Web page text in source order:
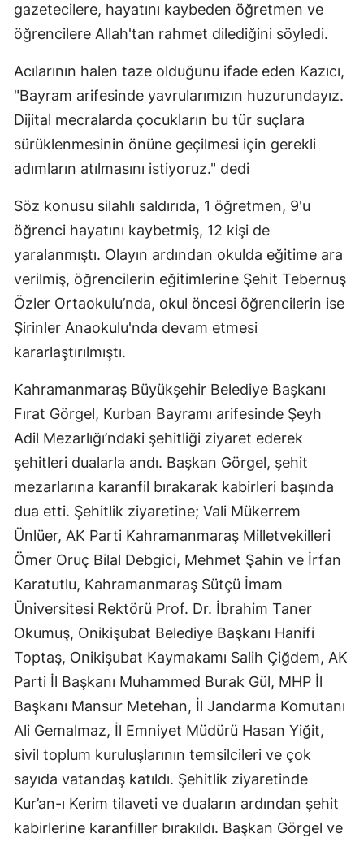
gazetecilere, hayatını kaybeden öğretmen ve
öğrencilere Allah'tan rahmet dilediğini söyledi.
Acılarının halen taze olduğunu ifade eden Kazıcı,
"Bayram arifesinde yavrularımızın huzurundayız.
Dijital mecralarda çocukların bu tür suçlara
sürüklenmesinin önüne geçilmesi için gerekli
adımların atılmasını istiyoruz." dedi
Söz konusu silahlı saldırıda, 1 öğretmen, 9'u
öğrenci hayatını kaybetmiş, 12 kişi de
yaralanmıştı. Olayın ardından okulda eğitime ara
verilmiş, öğrencilerin eğitimlerine Şehit Tebernuş
Özler Ortaokulu’nda, okul öncesi öğrencilerin ise
Şirinler Anaokulu'nda devam etmesi
kararlaştırılmıştı.
Kahramanmaraş Büyükşehir Belediye Başkanı
Fırat Görgel, Kurban Bayramı arifesinde Şeyh
Adil Mezarlığı’ndaki şehitliği ziyaret ederek
şehitleri dualarla andı. Başkan Görgel, şehit
mezarlarına karanfil bırakarak kabirleri başında
dua etti. Şehitlik ziyaretine; Vali Mükerrem
Ünlüer, AK Parti Kahramanmaraş Milletvekilleri
Ömer Oruç Bilal Debgici, Mehmet Şahin ve İrfan
Karatutlu, Kahramanmaraş Sütçü İmam
Üniversitesi Rektörü Prof. Dr. İbrahim Taner
Okumuş, Onikişubat Belediye Başkanı Hanifi
Toptaş, Onikişubat Kaymakamı Salih Çiğdem, AK
Parti İl Başkanı Muhammed Burak Gül, MHP İl
Başkanı Mansur Metehan, İl Jandarma Komutanı
Ali Gemalmaz, İl Emniyet Müdürü Hasan Yiğit,
sivil toplum kuruluşlarının temsilcileri ve çok
sayıda vatandaş katıldı. Şehitlik ziyaretinde
Kur’an-ı Kerim tilaveti ve duaların ardından şehit
kabirlerine karanfiller bırakıldı. Başkan Görgel ve